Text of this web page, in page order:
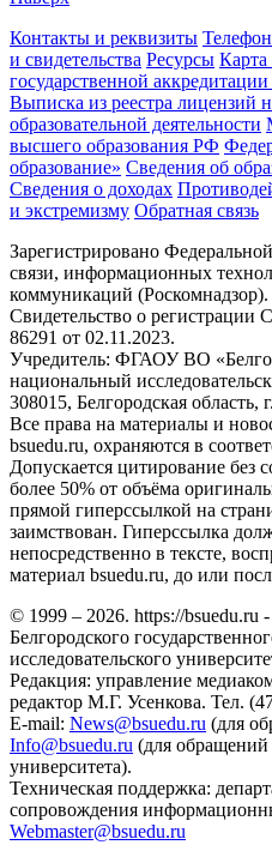
Контакты и реквизиты
и свидетельства Ресурсы Карта
государственной
Выписка из реестра лицензий
образовательной деятельности
высшего образования РФ
образование» Сведения об
Сведения о доходах
и экстремизму Обратная связь
Зарегистрировано
связи, информационных
коммуникаций (Роскомнадзор).
Свидетельство о
86291 от 02.11.2023.
Учредитель: ФГАОУ ВО
национальный
308015, Белгородская область,
Все права на материалы и
bsuedu.ru, охраняются в
Допускается цитирование без
более 50% от объёма
прямой гиперссылкой на
заимствован. Гиперссылка
непосредственно в тексте,
материал bsuedu.ru, до или
© 1999 – 2026. https://bsuedu.ru
Белгородского
исследовательского
Редакция: управление
редактор М.Г. Усенкова. Тел.
E-mail: News@bsuedu.ru (для
Info@bsuedu.ru (для
университета).
Техническая поддержка:
сопровождения
Webmaster@bsuedu.ru